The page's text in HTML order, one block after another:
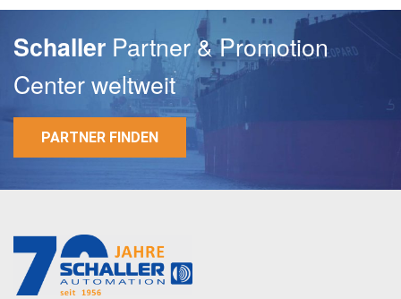
E-Mail
Passwort
Schaller Partner & Promotion
Center weltweit
PARTNER FINDEN